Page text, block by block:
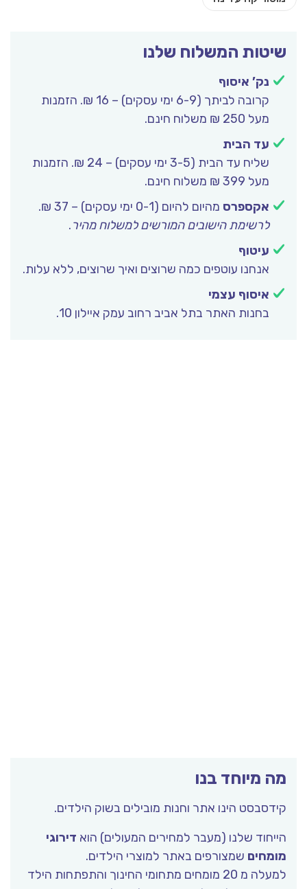
שיטות המשלוח שלנו
נק’ איסוף
קרובה לביתך (6-9 ימי עסקים) – 16 ₪. הזמנות
מעל 250 ₪ משלוח חינם.
עד הבית
שליח עד הבית (3-5 ימי עסקים) – 24 ₪. הזמנות
מעל 399 ₪ משלוח חינם.
אקספרס מהיום להיום (0-1 ימי עסקים) – 37 ₪.
לרשימת הישובים המורשים למשלוח מהיר.
עיטוף
אנחנו עוטפים כמה שרוצים ואיך שרוצים, ללא עלות.
איסוף עצמי
בחנות האתר בתל אביב רחוב עמק איילון 10.
מה מיוחד בנו
קידסבסט הינו אתר וחנות מובילים בשוק הילדים.
הייחוד שלנו (מעבר למחירים המעולים) הוא דירוגי
מומחים שמצורפים באתר למוצרי הילדים.
למעלה מ 20 מומחים מתחומי החינוך והתפתחות הילד